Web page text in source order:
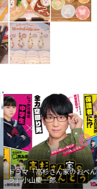
マ「高杉さん家のおべんと
」小山慶一郎...